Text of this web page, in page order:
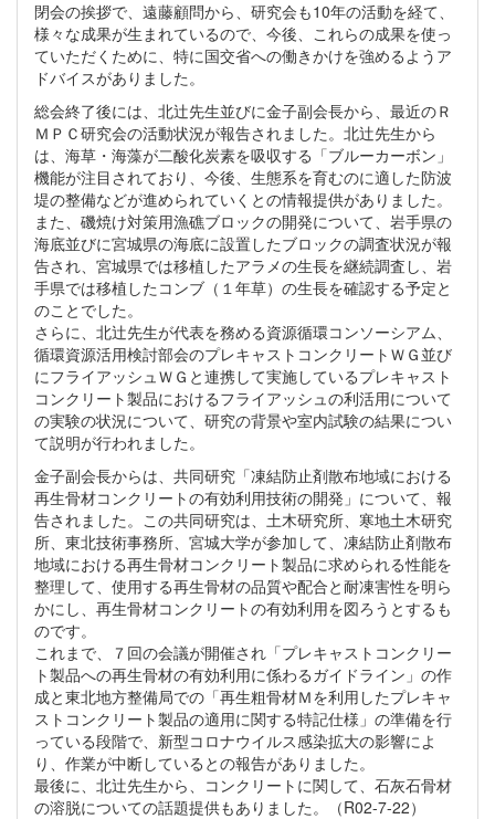
閉会の挨拶で、遠藤顧問から、研究会も10年の活動を経て、
様々な成果が生まれているので、今後、これらの成果を使っ
ていただくために、特に国交省への働きかけを強めるようア
ドバイスがありました。
総会終了後には、北辻先生並びに金子副会長から、最近のＲ
ＭＰＣ研究会の活動状況が報告されました。北辻先生から
は、海草・海藻が二酸化炭素を吸収する「ブルーカーボン」
機能が注目されており、今後、生態系を育むのに適した防波
堤の整備などが進められていくとの情報提供がありました。
また、磯焼け対策用漁礁ブロックの開発について、岩手県の
海底並びに宮城県の海底に設置したブロックの調査状況が報
告され、宮城県では移植したアラメの生長を継続調査し、岩
手県では移植したコンブ（１年草）の生長を確認する予定と
のことでした。
さらに、北辻先生が代表を務める資源循環コンソーシアム、
循環資源活用検討部会のプレキャストコンクリートＷＧ並び
にフライアッシュＷＧと連携して実施しているプレキャスト
コンクリート製品におけるフライアッシュの利活用について
の実験の状況について、研究の背景や室内試験の結果につい
て説明が行われました。
金子副会長からは、共同研究「凍結防止剤散布地域における
再生骨材コンクリートの有効利用技術の開発」について、報
告されました。この共同研究は、土木研究所、寒地土木研究
所、東北技術事務所、宮城大学が参加して、凍結防止剤散布
地域における再生骨材コンクリート製品に求められる性能を
整理して、使用する再生骨材の品質や配合と耐凍害性を明ら
かにし、再生骨材コンクリートの有効利用を図ろうとするも
のです。
これまで、７回の会議が開催され「プレキャストコンクリー
ト製品への再生骨材の有効利用に係わるガイドライン」の作
成と東北地方整備局での「再生粗骨材Ｍを利用したプレキャ
ストコンクリート製品の適用に関する特記仕様」の準備を行
っている段階で、新型コロナウイルス感染拡大の影響によ
り、作業が中断しているとの報告がありました。
最後に、北辻先生から、コンクリートに関して、石灰石骨材
の溶脱についての話題提供もありました。（R02-7-22）